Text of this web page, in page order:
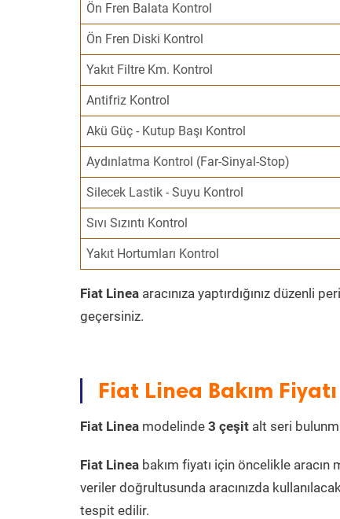
Ön Fren Balata Kontrol
Ön Fren Diski Kontrol
Yakıt Filtre Km. Kontrol
Antifriz Kontrol
Akü Güç - Kutup Başı Kontrol
Aydınlatma Kontrol (Far-Sinyal-Stop)
Silecek Lastik - Suyu Kontrol
Sıvı Sızıntı Kontrol
Yakıt Hortumları Kontrol
Fiat Linea aracınıza yaptırdığınız düzenli
geçersiniz.
Fiat Linea Bakım Fiyatı
Fiat Linea modelinde 3 çeşit alt seri
Fiat Linea bakım fiyatı için öncelikle
veriler doğrultusunda aracınızda
tespit edilir.